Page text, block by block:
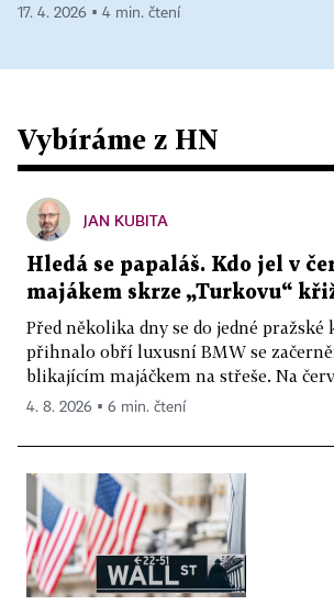
17. 4. 2026 ▪ 4 min. čtení
Vybíráme z HN
JAN KUBITA
Hledá se papaláš. Kdo jel v
majákem skrze „Turkovu“
Před několika dny se do jedné
přihnalo obří luxusní BMW se
blikajícím majáčkem na střeše. Na
4. 8. 2026 ▪ 6 min. čtení